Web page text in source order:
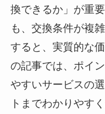
換できるか」が重
も、交換条件が複
すると、実質的な
の記事では、ポイ
やすいサービスの
トまでわかりやす